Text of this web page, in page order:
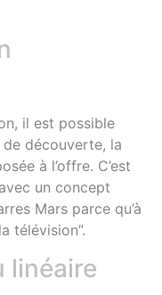
il est possible
de découverte, la
à l’offre. C’est
un concept
Mars parce qu’à
télévision”.
linéaire